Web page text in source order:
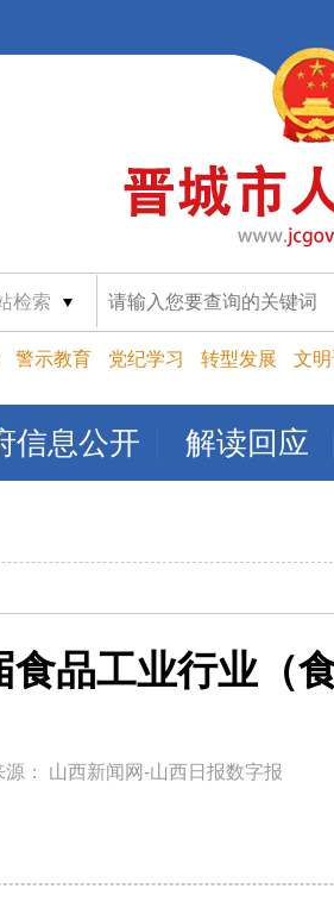
检索
警示教育 党纪学习 转型发展 文
信息公开 解读回应
食品工业行业（
： 山西新闻网-山西日报数字报